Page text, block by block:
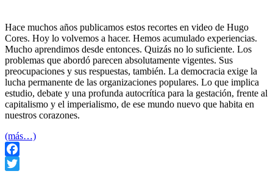
Hace muchos años publicamos estos recortes en video de Hugo
Cores. Hoy lo volvemos a hacer. Hemos acumulado experiencias.
Mucho aprendimos desde entonces. Quizás no lo suficiente. Los
problemas que abordó parecen absolutamente vigentes. Sus
preocupaciones y sus respuestas, también. La democracia exige la
lucha permanente de las organizaciones populares. Lo que implica
estudio, debate y una profunda autocrítica para la gestación, frente al
capitalismo y el imperialismo, de ese mundo nuevo que habita en
nuestros corazones.
(más…)
Facebook